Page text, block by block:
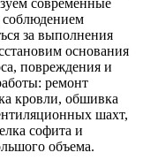
современные
соблюдением
за выполнения
основания
повреждения и
ремонт
кровли, обшивка
шахт,
софита и
объема.